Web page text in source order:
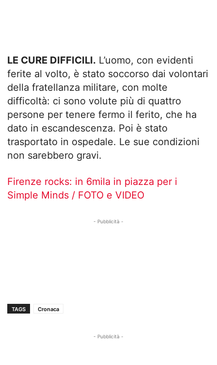
LE CURE DIFFICILI. L’uomo, con evidenti
ferite al volto, è stato soccorso dai volontari
della fratellanza militare, con molte
difficoltà: ci sono volute più di quattro
persone per tenere fermo il ferito, che ha
dato in escandescenza. Poi è stato
trasportato in ospedale. Le sue condizioni
non sarebbero gravi.
Firenze rocks: in 6mila in piazza per i
Simple Minds / FOTO e VIDEO
- Pubblicità -
TAGS Cronaca
- Pubblicità -